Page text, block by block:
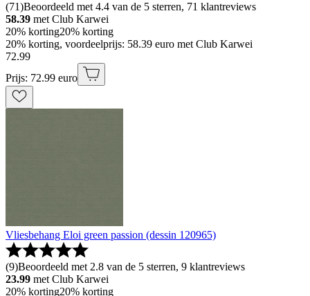
(71)Beoordeeld met 4.4 van de 5 sterren, 71 klantreviews
58.39 met Club Karwei
20% korting20% korting
20% korting, voordeelprijs: 58.39 euro met Club Karwei
72.99
Prijs: 72.99 euro
Vliesbehang Eloi green passion (dessin 120965)
(9)Beoordeeld met 2.8 van de 5 sterren, 9 klantreviews
23.99 met Club Karwei
20% korting20% korting